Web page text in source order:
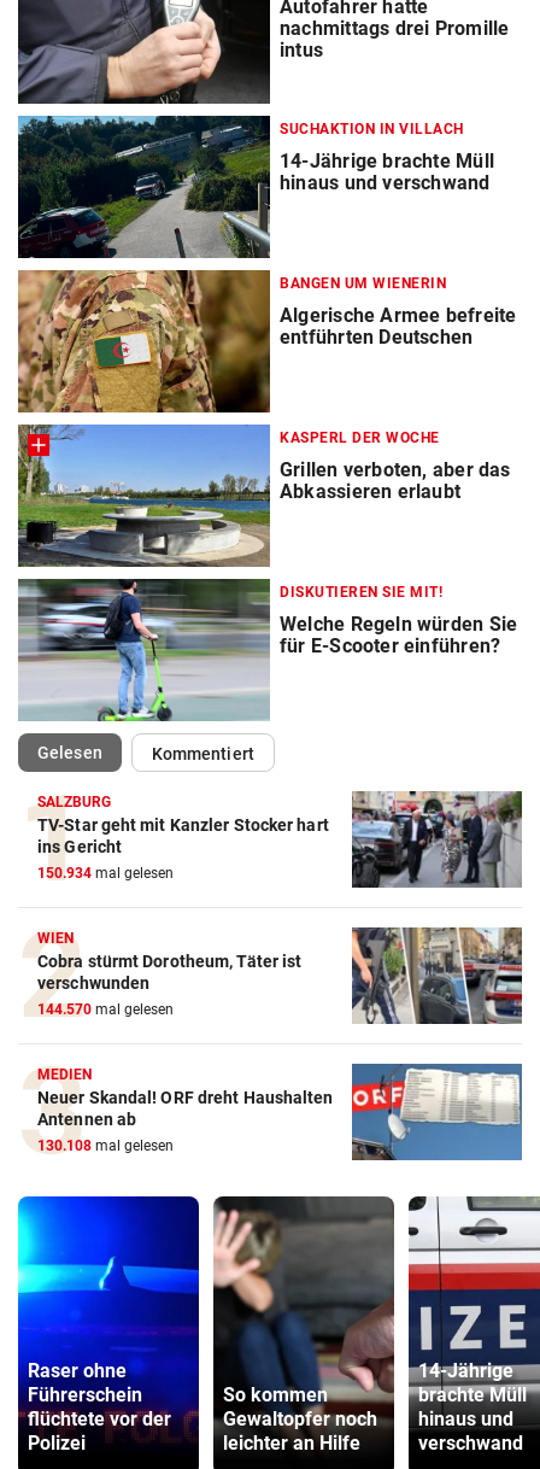
Autofahrer hatte
nachmittags drei Promille
intus
SUCHAKTION IN VILLACH
14-Jährige brachte Müll
hinaus und verschwand
BANGEN UM WIENERIN
Algerische Armee befreite
entführten Deutschen
KASPERL DER WOCHE
Grillen verboten, aber das
Abkassieren erlaubt
DISKUTIEREN SIE MIT!
Welche Regeln würden Sie
für E-Scooter einführen?
Gelesen(ausgewählt)Kommentiert
SALZBURG
TV-Star geht mit Kanzler Stocker hart
ins Gericht
150.934 mal gelesen
WIEN
Cobra stürmt Dorotheum, Täter ist
verschwunden
144.570 mal gelesen
MEDIEN
Neuer Skandal! ORF dreht Haushalten
Antennen ab
130.108 mal gelesen
Raser ohne
Führerschein
flüchtete vor der
Polizei
So kommen
Gewaltopfer noch
leichter an Hilfe
14-Jährige
brachte Müll
hinaus und
verschwand